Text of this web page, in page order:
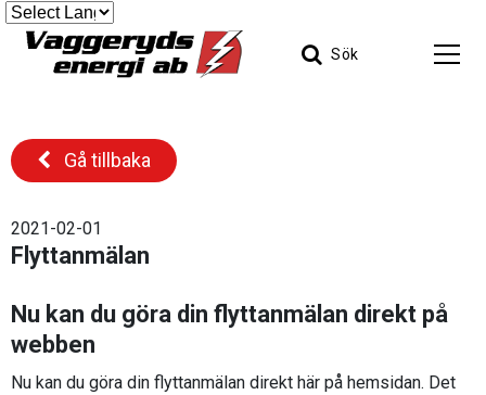
Sök
Gå tillbaka
2021-02-01
Flyttanmälan
Nu kan du göra din flyttanmälan direkt på
webben
Nu kan du göra din flyttanmälan direkt här på hemsidan. Det